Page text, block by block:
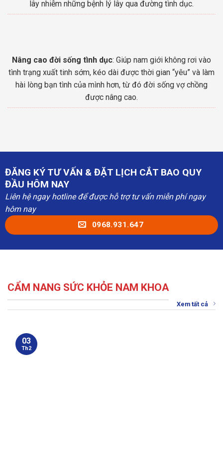
lây nhiễm những bệnh lý lây qua đường tình dục.
Nâng cao đời sống tình dục: Giúp nam giới không rơi vào
tình trạng xuất tinh sớm, kéo dài được thời gian “yêu” và làm
hài lòng bạn tình của mình hơn, từ đó đời sống vợ chồng
được nâng cao.
ĐĂNG KÝ TƯ VẤN & ĐẶT LỊCH CẮT BAO QUY
ĐẦU HÔM NAY
Liên hệ ngay hotline để được hỗ trợ tư vấn miễn phí ngay
hôm nay
0968.931.647
CẨM NANG SỨC KHỎE NAM KHOA
Xem tất cả
03
Th2